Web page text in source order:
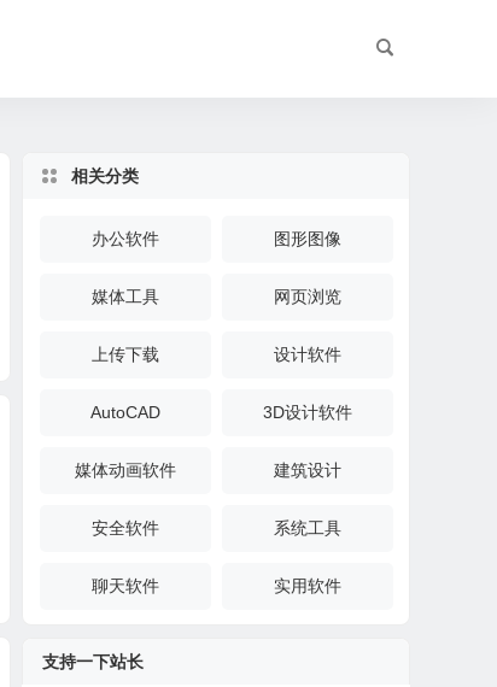
相关分类
办公软件 图形图像
媒体工具 网页浏览
上传下载 设计软件
AutoCAD 3D设计软件
媒体动画软件 建筑设计
安全软件 系统工具
聊天软件 实用软件
支持一下站长